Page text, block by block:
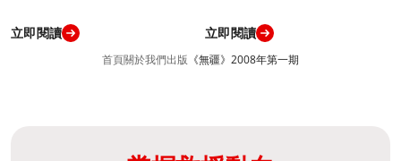
立即閱讀 立即閱讀
首頁關於我們出版 《無疆》2008年第一期